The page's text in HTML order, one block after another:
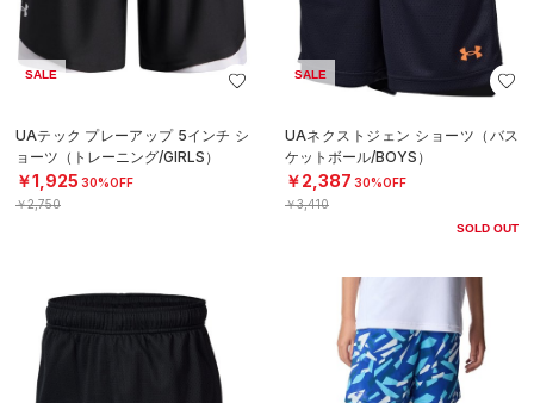
SALE
UAテック プレーアップ 5インチ シ
ョーツ（トレーニング/GIRLS）
￥1,925 30%OFF
￥2,750
SALE
UAネクストジェン ショーツ（バス
ケットボール/BOYS）
￥2,387 30%OFF
￥3,410
SOLD OUT